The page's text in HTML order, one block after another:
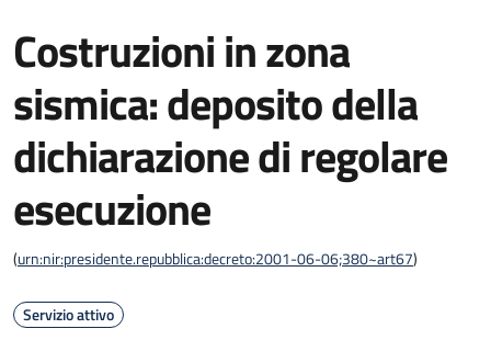
Costruzioni in zona
sismica: deposito della
dichiarazione di regolare
esecuzione
(urn:nir:presidente.repubblica:decreto:2001-06-06;380~art67)
Servizio attivo